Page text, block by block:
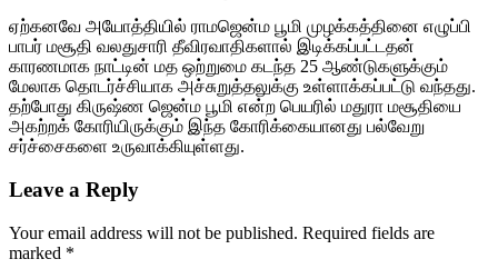
ஏற்கனவே அயோத்தியில் ராமஜென்ம பூமி முழக்கத்தினை எழுப்பி
பாபர் மசூதி வலதுசாரி தீவிரவாதிகளால் இடிக்கப்பட்டதன்
காரணமாக நாட்டின் மத ஒற்றுமை கடந்த 25 ஆண்டுகளுக்கும்
மேலாக தொடர்ச்சியாக அச்சுறுத்தலுக்கு உள்ளாக்கப்பட்டு வந்தது.
தற்போது கிருஷ்ண ஜென்ம பூமி என்ற பெயரில் மதுரா மசூதியை
அகற்றக் கோரியிருக்கும் இந்த கோரிக்கையானது பல்வேறு
சர்ச்சைகளை உருவாக்கியுள்ளது.
Leave a Reply
Your email address will not be published. Required fields are
marked *